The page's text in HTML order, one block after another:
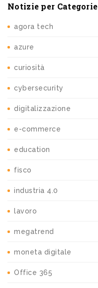
Notizie per Categorie
agora tech
azure
curiosità
cybersecurity
digitalizzazione
e-commerce
education
fisco
industria 4.0
lavoro
megatrend
moneta digitale
Office 365